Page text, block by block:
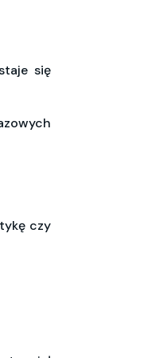
się
czy